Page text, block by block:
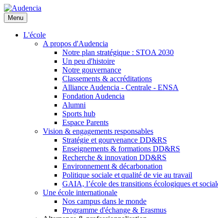
Aller
au
contenu
principal
Menu
L'école
A propos d'Audencia
Notre plan stratégique : STOA 2030
Un peu d'histoire
Notre gouvernance
Classements & accréditations
Alliance Audencia - Centrale - ENSA
Fondation Audencia
Alumni
Sports hub
Espace Parents
Vision & engagements responsables
Stratégie et gourvenance DD&RS
Enseignements & formations DD&RS
Recherche & innovation DD&RS
Environnement & décarbonation
Politique sociale et qualité de vie au travail
GAIA, l’école des transitions écologiques et
Une école internationale
Nos campus dans le monde
Programme d'échange & Erasmus